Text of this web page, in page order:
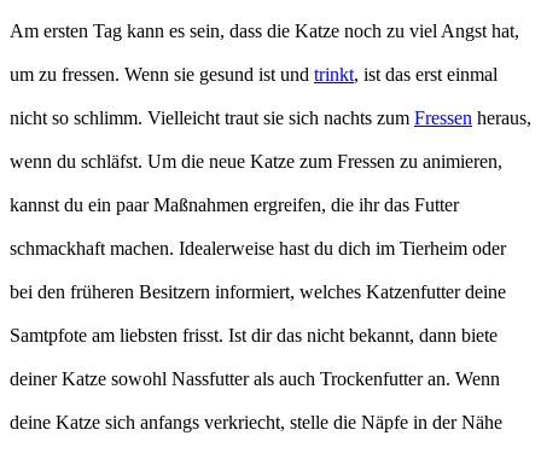
Am ersten Tag kann es sein, dass die Katze noch zu viel Angst hat,
um zu fressen. Wenn sie gesund ist und trinkt, ist das erst einmal
nicht so schlimm. Vielleicht traut sie sich nachts zum Fressen heraus,
wenn du schläfst. Um die neue Katze zum Fressen zu animieren,
kannst du ein paar Maßnahmen ergreifen, die ihr das Futter
schmackhaft machen. Idealerweise hast du dich im Tierheim oder
bei den früheren Besitzern informiert, welches Katzenfutter deine
Samtpfote am liebsten frisst. Ist dir das nicht bekannt, dann biete
deiner Katze sowohl Nassfutter als auch Trockenfutter an. Wenn
deine Katze sich anfangs verkriecht, stelle die Näpfe in der Nähe